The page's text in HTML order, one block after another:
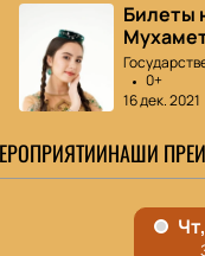
Билеты
0+
16 дек. 2021
НАШИ